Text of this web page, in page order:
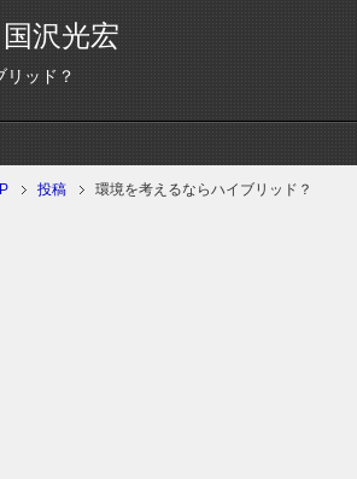
沢光宏
リッド？
投稿 環境を考えるならハイブリッド？